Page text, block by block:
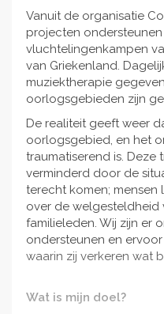
Vanuit de organisatie
projecten
vluchtelingenkampen
van Griekenland.
muziektherapie
oorlogsgebieden zijn
De realiteit geeft weer
oorlogsgebied, en het
traumatiserend is. Deze
verminderd door de
terecht komen;
over de welgesteldheid
familieleden. Wij zijn er
ondersteunen en
waarin zij verkeren wat
Wat is mijn doel?